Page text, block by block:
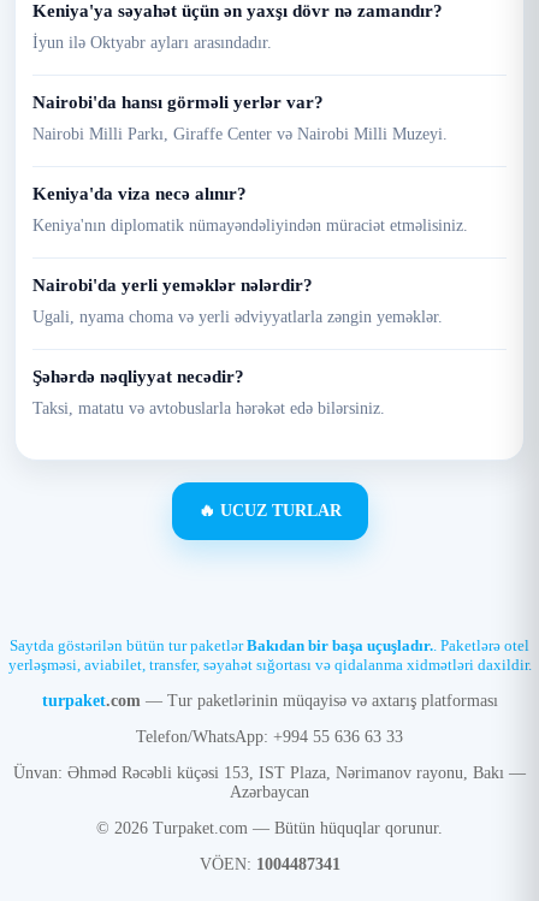
Keniya'ya səyahət üçün ən yaxşı dövr nə zamandır?
İyun ilə Oktyabr ayları arasındadır.
Nairobi'da hansı görməli yerlər var?
Nairobi Milli Parkı, Giraffe Center və Nairobi Milli Muzeyi.
Keniya'da viza necə alınır?
Keniya'nın diplomatik nümayəndəliyindən müraciət etməlisiniz.
Nairobi'da yerli yeməklər nələrdir?
Ugali, nyama choma və yerli ədviyyatlarla zəngin yeməklər.
Şəhərdə nəqliyyat necədir?
Taksi, matatu və avtobuslarla hərəkət edə bilərsiniz.
🔥 UCUZ TURLAR
Saytda göstərilən bütün tur paketlərBakıdan bir başa uçuşladır.. Paketlərə otel
yerləşməsi, aviabilet, transfer, səyahət sığortası və qidalanma xidmətləri daxildir.
turpaket.com— Tur paketlərinin müqayisə və axtarış platforması
Telefon/WhatsApp: +994 55 636 63 33
Ünvan: Əhməd Rəcəbli küçəsi 153, IST Plaza, Nərimanov rayonu, Bakı —
Azərbaycan
© 2026 Turpaket.com — Bütün hüquqlar qorunur.
VÖEN: 1004487341